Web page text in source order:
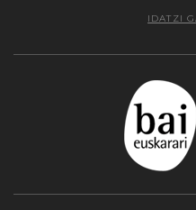
IDATZI